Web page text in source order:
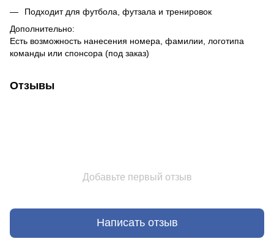
Подходит для футбола, футзала и тренировок
Дополнительно:
Есть возможность нанесения номера, фамилии, логотипа
команды или спонсора (под заказ)
Отзывы
Добавьте первый отзыв
Написать отзыв